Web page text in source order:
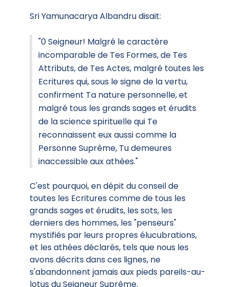
Sri Yamunacarya Albandru disait:
"0 Seigneur! Malgré le caractère
incomparable de Tes Formes, de Tes
Attributs, de Tes Actes, malgré toutes les
Ecritures qui, sous le signe de la vertu,
confirment Ta nature personnelle, et
malgré tous les grands sages et érudits
de la science spirituelle qui Te
reconnaissent eux aussi comme la
Personne Suprême, Tu demeures
inaccessible aux athées."
C'est pourquoi, en dépit du conseil de
toutes les Ecritures comme de tous les
grands sages et érudits, les sots, les
derniers des hommes, les "penseurs"
mystifiés par leurs propres élucubrations,
et les athées déclarés, tels que nous les
avons décrits dans ces lignes, ne
s'abandonnent jamais aux pieds pareils-au-
lotus du Seigneur Suprême.